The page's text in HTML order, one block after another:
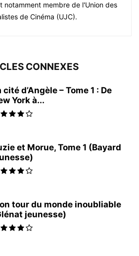
notamment membre de l'Union des
de Cinéma (UJC).
CONNEXES
cité d’Angèle – Tome 1 : De
York à...
et Morue, Tome 1 (Bayard
tour du monde inoubliable
jeunesse)